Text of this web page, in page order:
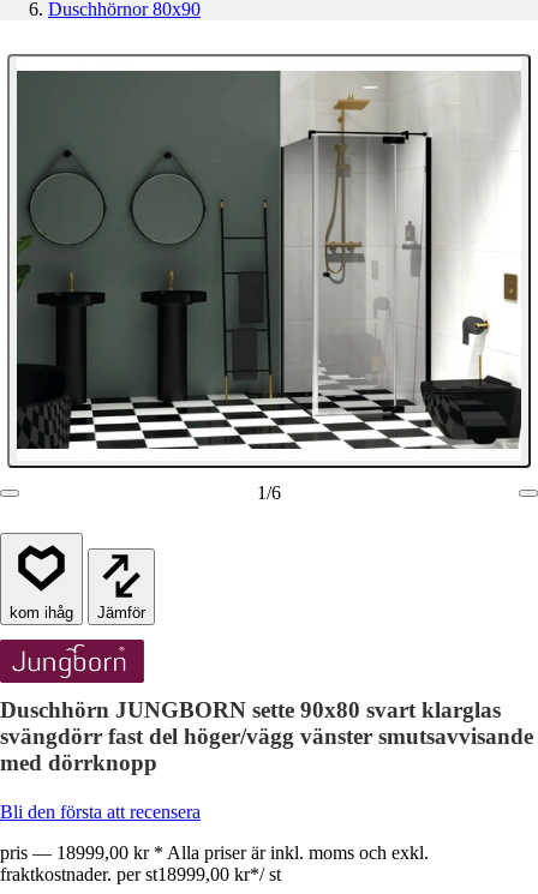
Duschhörnor 80x90
1/6
Jämför
Duschhörn JUNGBORN sette 90x80 svart klarglas
svängdörr fast del höger/vägg vänster smutsavvisande
med dörrknopp
Bli den första att recensera
pris — 18999,00 kr * Alla priser är inkl. moms och exkl.
fraktkostnader. per st18999,00 kr*/ st